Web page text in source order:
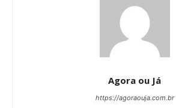
Agora ou Já
https://agoraouja.com.br